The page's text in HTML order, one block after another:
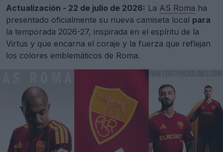
Actualización - 22 de julio de 2026: La AS Roma ha
presentado oficialmente su nueva camiseta local para
la temporada 2026-27, inspirada en el espíritu de la
Virtus y que encarna el coraje y la fuerza que reflejan
los colores emblemáticos de Roma.